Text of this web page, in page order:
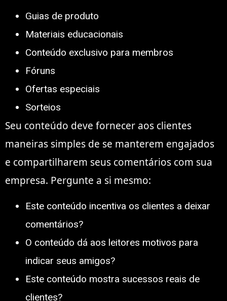
Guias de produto
Materiais educacionais
Conteúdo exclusivo para membros
Fóruns
Ofertas especiais
Sorteios
Seu conteúdo deve fornecer aos clientes
maneiras simples de se manterem engajados
e compartilharem seus comentários com sua
empresa. Pergunte a si mesmo:
Este conteúdo incentiva os clientes a deixar
comentários?
O conteúdo dá aos leitores motivos para
indicar seus amigos?
Este conteúdo mostra sucessos reais de
clientes?